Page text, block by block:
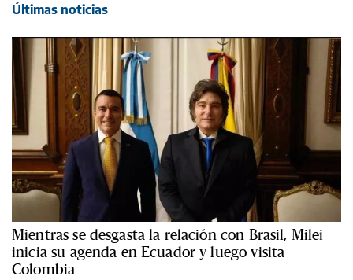
Últimas noticias
Mientras se desgasta la relación con Brasil, Milei
inicia su agenda en Ecuador y luego visita
Colombia